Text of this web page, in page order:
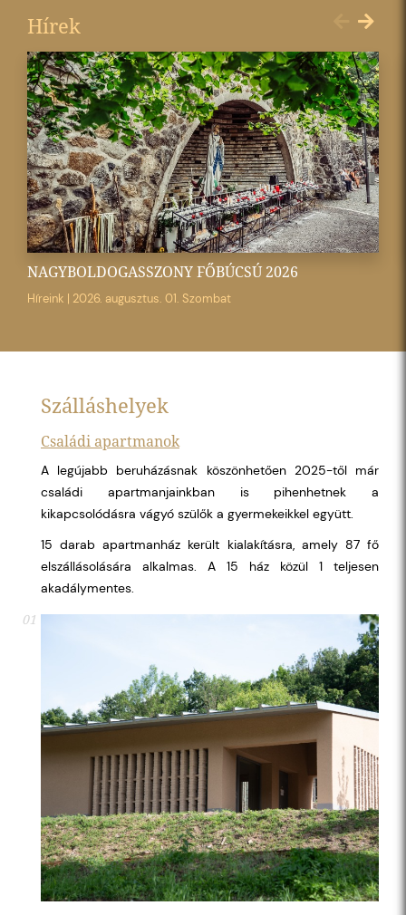
Hírek
NAGYBOLDOGASSZONY FŐBÚCSÚ 2026
Híreink | 2026. augusztus. 01. Szombat
Szálláshelyek
Családi apartmanok
A legújabb beruházásnak köszönhetően 2025-től már
családi apartmanjainkban is pihenhetnek a
kikapcsolódásra vágyó szülők a gyermekeikkel együtt.
15 darab apartmanház került kialakításra, amely 87 fő
elszállásolására alkalmas. A 15 ház közül 1 teljesen
akadálymentes.
01